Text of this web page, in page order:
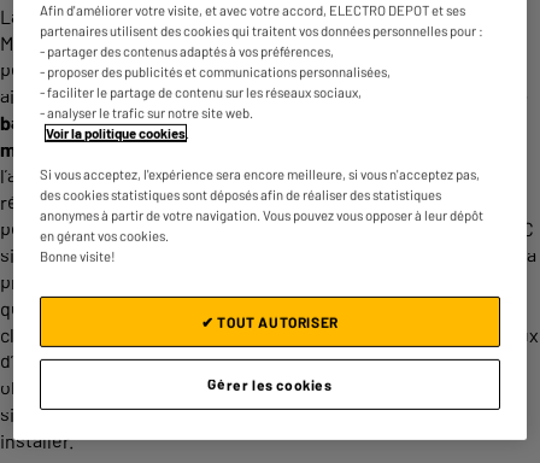
La VMC simple flux est la plus simple des Ventilations
Mécaniques contrôlées. Ce système d’assainissement de l’air
permet de réguler letauxd’humidité dans un logement. Par
ailleurs, obligatoire dans les pièces humides comme la
bain
, il permet d’éviter les problèmes de
moisissures. Son fonctionnement est simple : la VMC récupère
l’air vicié à l’intérieuret l’envoie vers l’extérieur. De même, elle
récupère l’air neuf à l’extérieur pour l’envoyer à l’intérieur. Il est
possible de choisir entre deux types de VMC simple flux : la VMC
simple flux auto-réglable et la VMC simple flux hygroréglable. La
première offre une débit d’air identique à tout moment, quel
que soit le nombre d’occupants dans le foyer et les conditions
climatiques. La seconde régule son flux d’air en fonction du taux
d’humidité à l’intérieur du logement. La qualité de l’air de VMC
obtenu dépend donc du type de solution choisie. Les VMC
simple flux sont peu coûteuses, mais aussi très simples à
installer.
Afin d'améliorer votre visite, et avec votre accord, ELECTRO DEPOT et ses
partenaires utilisent des cookies qui traitent vos données personnelles pour :
- partager des contenus adaptés à vos préférences,
- proposer des publicités et communications personnalisées,
- faciliter le partage de contenu sur les réseaux sociaux,
- analyser le trafic sur notre site web.
Voir la politique cookies
Si vous acceptez, l'expérience sera encore meilleure, si vous n'acceptez pas,
des cookies statistiques sont déposés afin de réaliser des statistiques
anonymes à partir de votre navigation. Vous pouvez vous opposer à leur dépôt
en gérant vos cookies.
Bonne visite!
Gérer les cookies
✔ TOUT AUTORISER